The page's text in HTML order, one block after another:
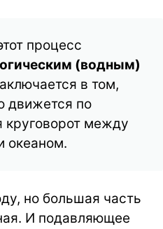
процесс
(водным)
в том,
движется по
круговорот между
океаном.
но большая часть
И подавляющее